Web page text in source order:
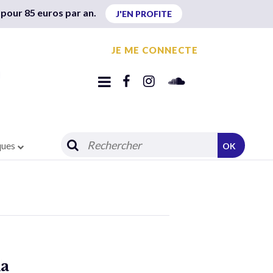
85 euros par an. J'EN PROFITE
JE ME CONNECTE
OK